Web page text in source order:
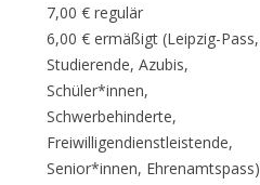
7,00 € regulär
6,00 € ermäßigt (Leipzig-Pass,
Studierende, Azubis,
Schüler*innen,
Schwerbehinderte,
Freiwilligendienstleistende,
Senior*innen, Ehrenamtspass)